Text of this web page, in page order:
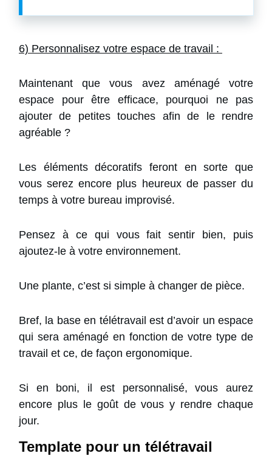
6) Personnalisez votre espace de travail :
Maintenant que vous avez aménagé votre
espace pour être efficace, pourquoi ne pas
ajouter de petites touches afin de le rendre
agréable ?
Les éléments décoratifs feront en sorte que
vous serez encore plus heureux de passer du
temps à votre bureau improvisé.
Pensez à ce qui vous fait sentir bien, puis
ajoutez-le à votre environnement.
Une plante, c’est si simple à changer de pièce.
Bref, la base en télétravail est d’avoir un espace
qui sera aménagé en fonction de votre type de
travail et ce, de façon ergonomique.
Si en boni, il est personnalisé, vous aurez
encore plus le goût de vous y rendre chaque
jour.
Template pour un télétravail